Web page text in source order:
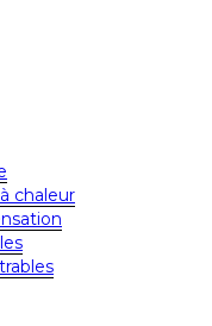
chaleur